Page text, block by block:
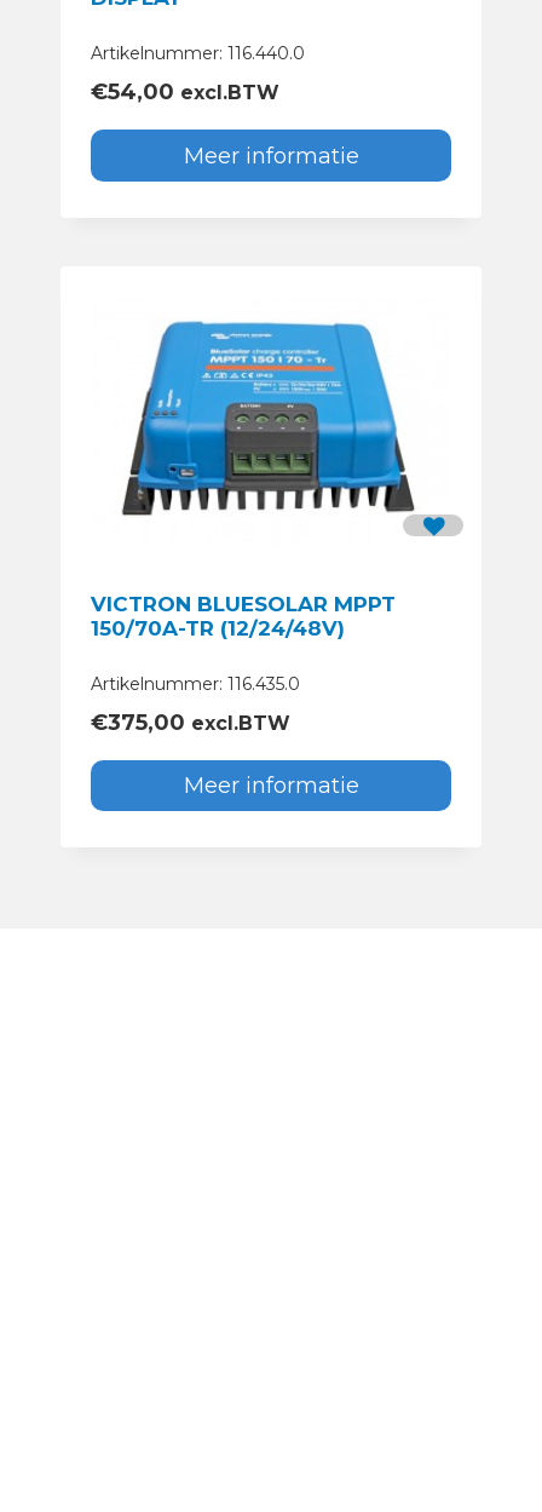
Artikelnummer: 116.440.0
€54,00 excl.BTW
Meer informatie
VICTRON BLUESOLAR MPPT
150/70A-TR (12/24/48V)
Artikelnummer: 116.435.0
€375,00 excl.BTW
Meer informatie